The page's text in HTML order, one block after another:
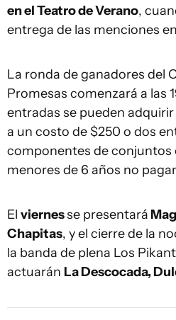
en el Teatro de Verano,
entrega de las menciones
La ronda de ganadores del
Promesas comenzará a las
entradas se pueden
a un costo de $250 o dos
componentes de conjuntos
menores de 6 años no
El viernesse presentará
Chapitas, y el cierre de la
la banda de plena Los
actuarán La Descocada,